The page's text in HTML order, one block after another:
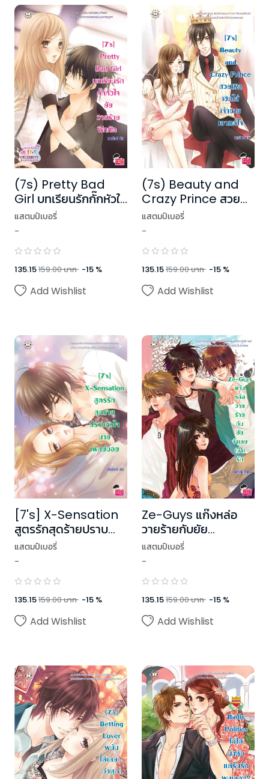
(7s) Pretty Bad
Girl บทเรียนรักกั๊กหัวใจ
ยัยวายร้ายฝึกหัด
แสตมป์เบอรี่
-
135.15159.00บาท -15 %
Add Wishlist
(7s) Beauty and
Crazy Prince สวย
เริ่ดเชิดใส่เจ้าชายเอาแต่
ใจ
แสตมป์เบอรี่
-
135.15159.00บาท -15 %
Add Wishlist
[7's] X-Sensation
สูตรรักสุดร้ายปราบ
หัวใจนายเพลย์บอย
แสตมป์เบอรี่
-
135.15159.00บาท -15 %
Add Wishlist
Ze-Guys แก๊งหล่อ
วายร้ายกับยัย
จำเลย(น่า)รัก
แสตมป์เบอรี่
-
135.15159.00บาท -15 %
Add Wishlist